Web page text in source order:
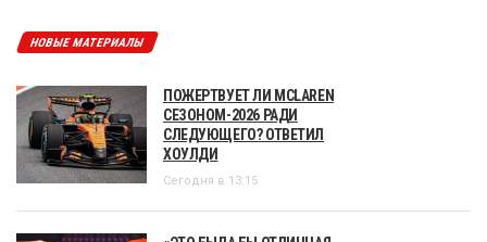
НОВЫЕ МАТЕРИАЛЫ
ПОЖЕРТВУЕТ ЛИ MCLAREN
СЕЗОНОМ-2026 РАДИ
СЛЕДУЮЩЕГО? ОТВЕТИЛ
ХОУЛДИ
Сегодня в 13:15